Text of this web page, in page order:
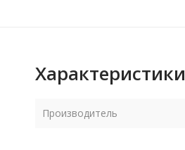
Характеристики
Производитель